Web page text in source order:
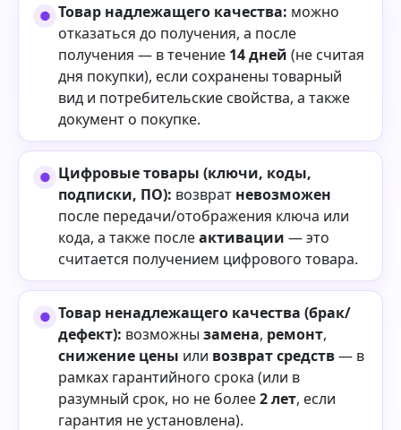
Товар надлежащего качества: можно
отказаться до получения, а после
получения — в течение 14 дней (не считая
дня покупки), если сохранены товарный
вид и потребительские свойства, а также
документ о покупке.
Цифровые товары (ключи, коды,
подписки, ПО): возврат невозможен
после передачи/отображения ключа или
кода, а также послеактивации — это
считается получением цифрового товара.
Товар ненадлежащего качества (брак/
дефект): возможны замена, ремонт,
снижение цены или возврат средств— в
рамках гарантийного срока (или в
разумный срок, но не более2 лет, если
гарантия не установлена).